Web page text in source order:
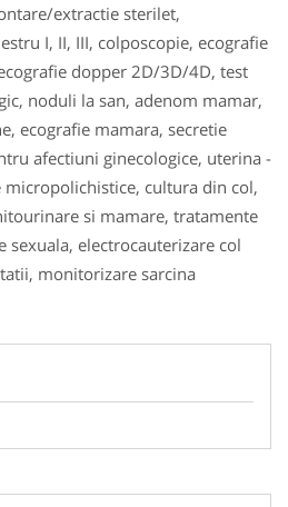
extractie sterilet,
I, II, III, colposcopie, ecografie
dopper 2D/3D/4D, test
noduli la san, adenom mamar,
ecografie mamara, secretie
afectiuni ginecologice, uterina -
cultura din col,
si mamare, tratamente
electrocauterizare col
monitorizare sarcina